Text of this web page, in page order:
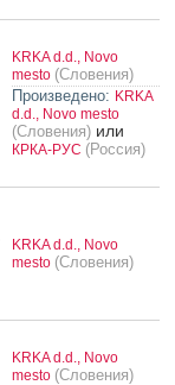
KRKA d.d., Novo
mesto (Словения)
Произведено: KRKA
d.d., Novo mesto
(Словения) или
КРКА-РУС (Россия)
KRKA d.d., Novo
mesto (Словения)
KRKA d.d., Novo
mesto (Словения)